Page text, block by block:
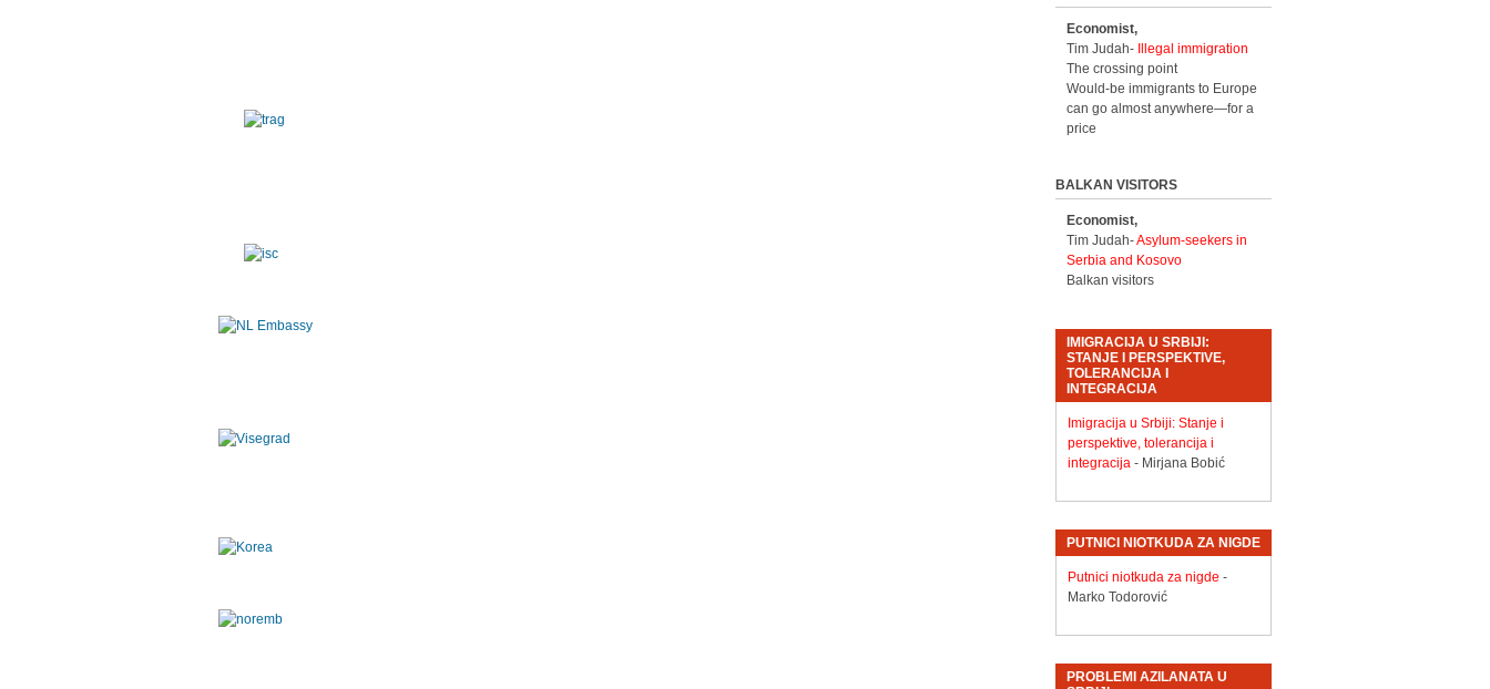
Economist,
Tim Judah-
Illegal immigration
The crossing point
Would-be immigrants to Europe
can go almost anywhere—for a
price
BALKAN VISITORS
Economist,
Tim Judah-Asylum-seekers in
Serbia and Kosovo
Balkan visitors
IMIGRACIJA U SRBIJI:
STANJE I PERSPEKTIVE,
TOLERANCIJA I
INTEGRACIJA
Imigracija u Srbiji: Stanje i
perspektive, tolerancija i
integracija- Mirjana Bobić
PUTNICI NIOTKUDA ZA NIGDE
Putnici niotkuda za nigde -
Marko Todorović
PROBLEMI AZILANATA U